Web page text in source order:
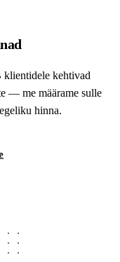
klientidele kehtivad
— me määrame sulle
hinna.